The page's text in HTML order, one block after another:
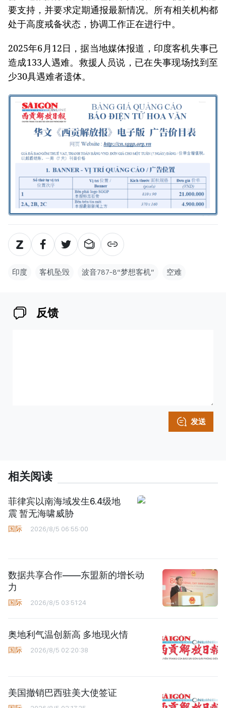
要支持，并要求定期通报最新情况。所有相关机构都
处于高度戒备状态，协调工作正在进行中。
2025年6月12日，据当地媒体报道，印度客机失事已
造成133人遇难。救援人员说，已在失事现场找到至
少30具遇难者遗体。
印度 客机坠毁 波音787-8“梦想客机” 空难
反馈
发送
相关阅读
菲律宾以南海域发生6.4级地
震 暂无海啸威胁
国际 2026/8/5 06:55:00
数据共享合作——东盟新的增长动
力
国际 2026/8/5 03:51:24
奥地利气温创新高 多地现火情
国际 2026/8/5 02:20:38
美国撤销巴西驻美大使签证